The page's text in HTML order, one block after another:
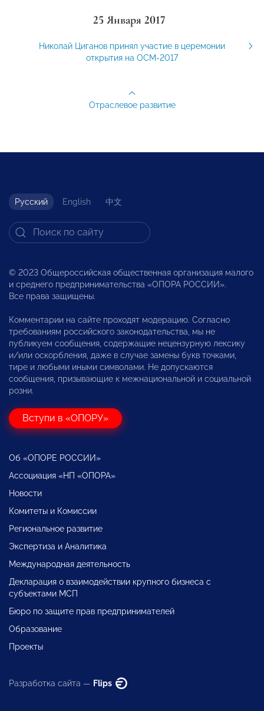
25 Января 2017
Николай Циганов принял участие в церемонии
открытия на ОСМ-2017
Отраслевое развитие
Русский English 中文
© 2023 Общероссийская общественная организация малого
и среднего предпринимательства «ОПОРА РОССИИ».
Все права защищены.
Комментарии на сайте проходят модерацию. Согласно
требованиям российского законодательства, мы не
публикуем сообщения, содержащие нецензурную лексику
и/или оскорбления, даже в случае замены букв точками,
тире и любыми иными символами. Не допускаются
сообщения, призывающие к межнациональной и социальной
розни.
Вступи в «ОПОРУ»
Об «ОПОРЕ РОССИИ»
Ассоциация «НП «ОПОРА»
Новости
Комитеты и Комиссии
Региональное развитие
Экспертиза и Аналитика
Международная деятельность
Декларация о взаимодействии крупного бизнеса с
субъектами МСП
Бюро по защите прав предпринимателей
Образование
Проекты
Разработка сайта — Flips